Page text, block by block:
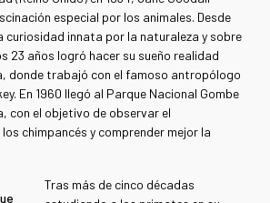
especial por los animales. Desde
curiosidad innata por la naturaleza y sobre
23 años logró hacer su sueño realidad
donde trabajó con el famoso antropólogo
En 1960 llegó al Parque Nacional Gombe
con el objetivo de observar el
chimpancés y comprender mejor la
Tras más de cinco décadas